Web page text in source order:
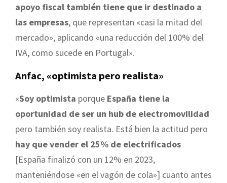
apoyo fiscal también tiene que ir destinado a
las empresas, que representan «casi la mitad del
mercado», aplicando «una reducción del 100% del
IVA, como sucede en Portugal».
Anfac, «optimista pero realista»
«Soy optimista porque España tiene la
oportunidad de ser un hub de electromovilidad
pero también soy realista. Está bien la actitud pero
hay que vender el 25% de electrificados
[España finalizó con un 12% en 2023,
manteniéndose «en el vagón de cola»] cuanto antes